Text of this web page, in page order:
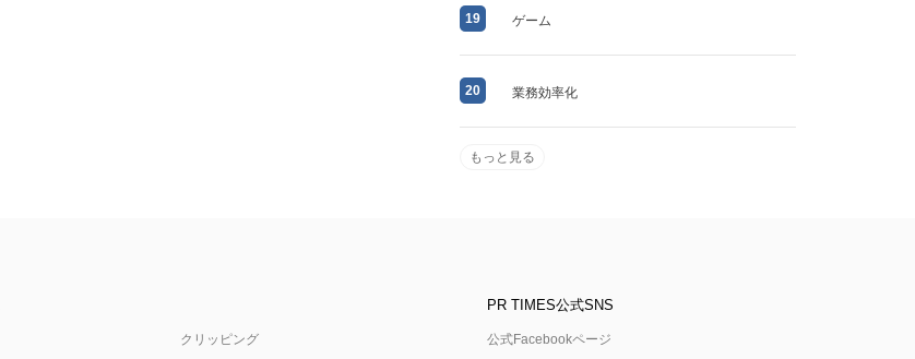
19 ゲーム
20 業務効率化
もっと見る
クリッピング
PR TIMES公式SNS
公式Facebookページ